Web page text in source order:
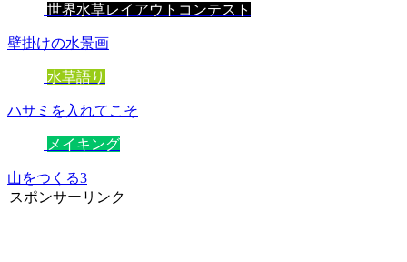
世界水草レイアウトコンテスト
壁掛けの水景画
水草語り
ハサミを入れてこそ
メイキング
山をつくる3
スポンサーリンク